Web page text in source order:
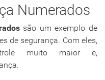
Numerados
são um exemplo de
de segurança. Com eles,
muito maior e,